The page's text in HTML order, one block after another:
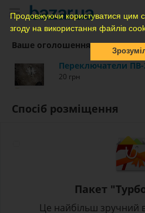
Продовжуючи користуватися цим
згоду на використання файлів
Спосіб розміщення
Пакет
Це найбільш зручний
Ваше оголошення
Переключатели ПВ-
20 грн